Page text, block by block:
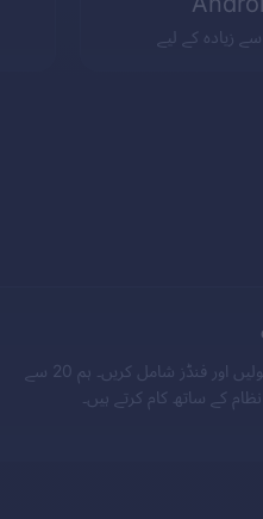
اصلی اکاؤنٹ کھولیں اور فنڈز شامل کریں۔ ہم 20 سے
نظام کے ساتھ کام کرتے ہیں۔